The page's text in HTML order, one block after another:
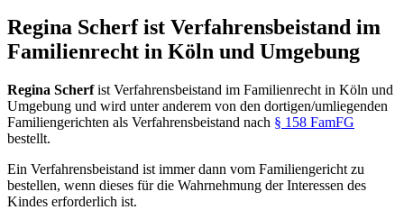
Regina Scherf ist Verfahrensbeistand im
Familienrecht in Köln und Umgebung
Regina Scherfist Verfahrensbeistand im Familienrecht in Köln und
Umgebung und wird unter anderem von den dortigen/umliegenden
Familiengerichten als Verfahrensbeistand nach § 158 FamFG
bestellt.
Ein Verfahrensbeistand ist immer dann vom Familiengericht zu
bestellen, wenn dieses für die Wahrnehmung der Interessen des
Kindes erforderlich ist.